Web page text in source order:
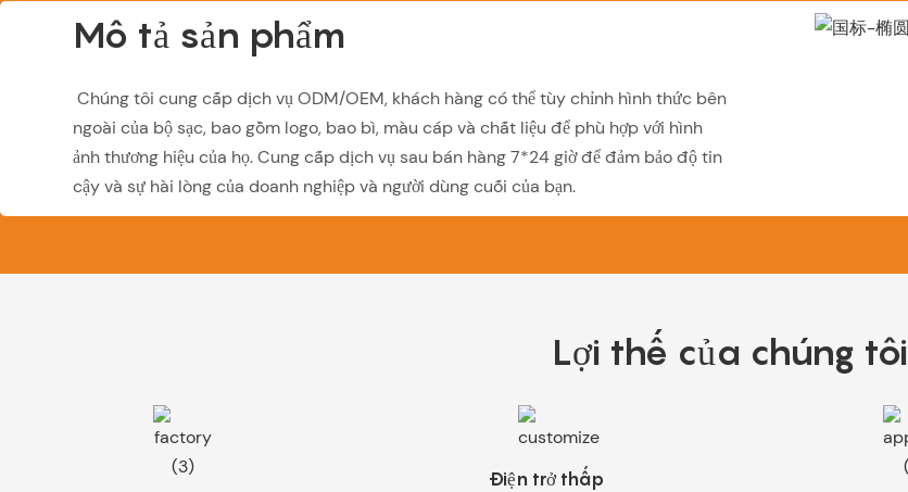
Mô tả sản phẩm
Chúng tôi cung cấp dịch vụ ODM/OEM, khách hàng có thể tùy chỉnh hình thức bên
ngoài của bộ sạc, bao gồm logo, bao bì, màu cáp và chất liệu để phù hợp với hình
ảnh thương hiệu của họ. Cung cấp dịch vụ sau bán hàng 7*24 giờ để đảm bảo độ tin
cậy và sự hài lòng của doanh nghiệp và người dùng cuối của bạn.
Lợi thế của chúng tôi
Điện trở thấp